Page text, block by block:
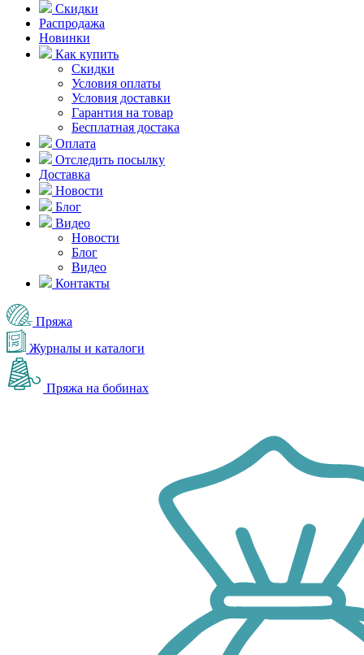
Скидки
Распродажа
Новинки
Как купить
Скидки
Условия оплаты
Условия доставки
Гарантия на товар
Бесплатная достака
Оплата
Отследить посылку
Доставка
Новости
Блог
Видео
Новости
Блог
Видео
Контакты
Пряжа
Журналы и каталоги
Пряжа на бобинах